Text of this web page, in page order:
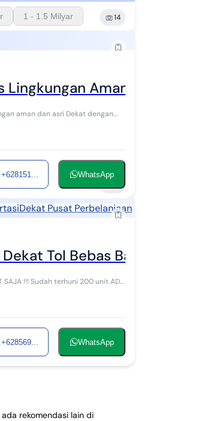
1 - 1.5 Milyar 14
Aman dan Asri
+628151... WhatsApp
Dekat Pusat Perbelanjaan
Tol Bebas Banjir
+628569... WhatsApp
ada rekomendasi lain di